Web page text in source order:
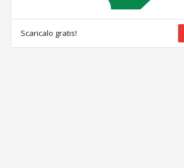
Scaricalo gratis!